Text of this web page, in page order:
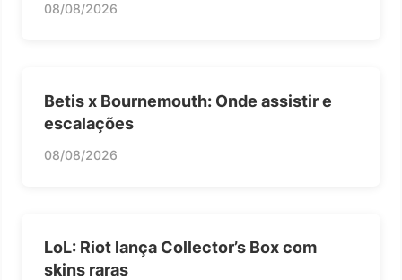
08/08/2026
Betis x Bournemouth: Onde assistir e
escalações
08/08/2026
LoL: Riot lança Collector’s Box com
skins raras